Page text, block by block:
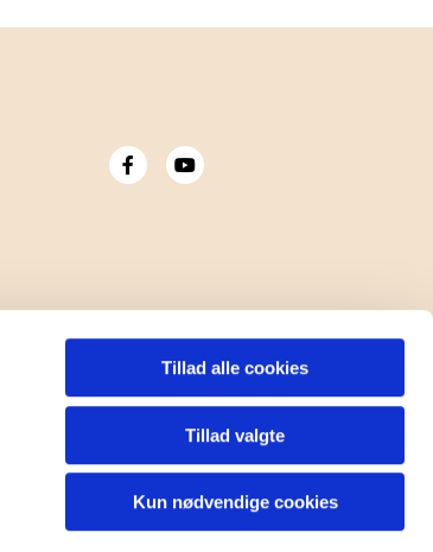
Tillad alle cookies
Tillad valgte
Kun nødvendige cookies